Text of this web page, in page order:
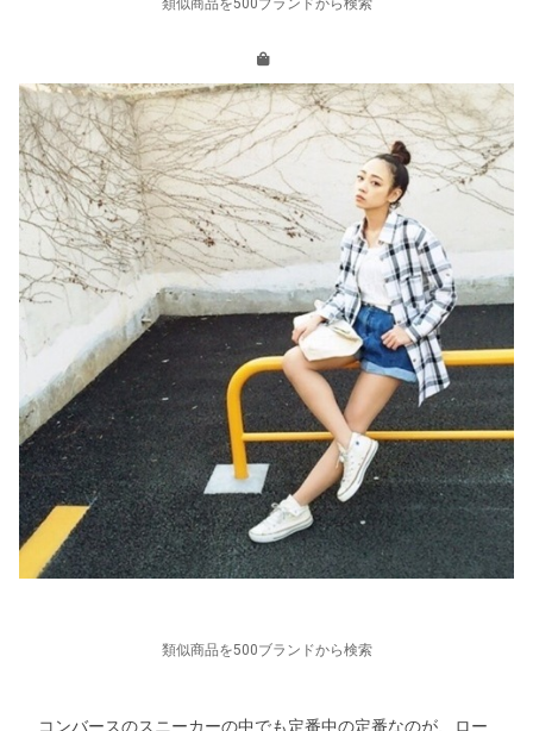
類似商品を500ブランドから検索
コンバースのスニーカーの中でも定番中の定番なのが、ロー